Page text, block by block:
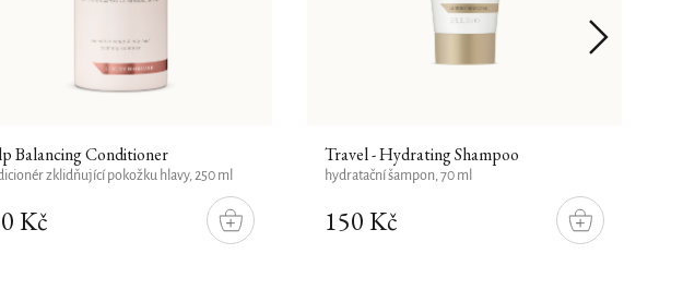
Balancing Conditioner
Kč
DO
KOŠÍKU
zklidňující pokožku hlavy, 250 ml
Travel - Hydrating Shampoo
150 Kč
DO
KOŠÍKU
hydratační šampon, 70 ml